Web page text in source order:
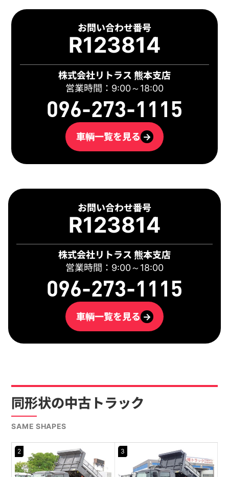
お問い合わせ番号
R123814
株式会社リトラス 熊本支店
営業時間：9:00～18:00
096-273-1115
車輌一覧を見る →
お問い合わせ番号
R123814
株式会社リトラス 熊本支店
営業時間：9:00～18:00
096-273-1115
車輌一覧を見る →
同形状の中古トラック
SAME SHAPES
2 3